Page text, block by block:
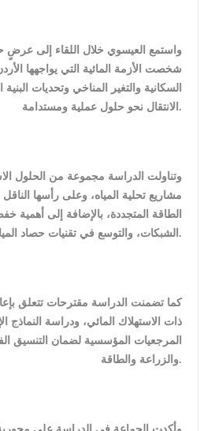
واستمع العيسوي خلال اللقاء إلى عرضٍ
شخصت الأزمة المائية التي يواجهها
السكانية والتغير المناخي وتحديات
الانتقال نحو حلول عملية ومستدامة.
وتناولت الدراسة مجموعة من الحلول
مشاريع تحلية المياه، وعلى رأسها
الطاقة المتجددة، بالإضافة إلى أهمية
الشبكات، والتوسع في تقنيات حصاد المياه ومعالجة المياه العادمة.
كما تضمنت الدراسة مقترحات تتعلق
ذات الاستهلاك المائي، ودراسة النماذج
المرجعيات المؤسسية لضمان التنسيق
والزراعة والطاقة.